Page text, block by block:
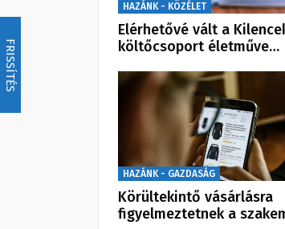
FRISSÍTÉS
HAZÁNK - KÖZÉLET
Elérhetővé vált a
költőcsoport életműve…
HAZÁNK - GAZDASÁG
Körültekintő vásárlásra
figyelmeztetnek a